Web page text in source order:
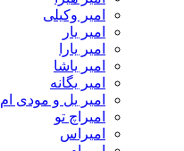
امیر وکیلی
امیر یار
امیر یارا
امیر یاشا
امیر یگانه
امیر یل و مودی ام
امیراچ تو
امیراس